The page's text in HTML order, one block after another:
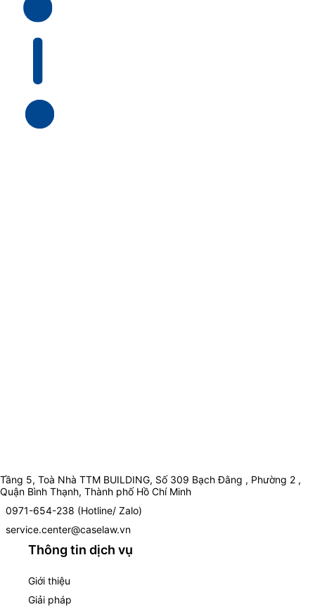
Tầng 5, Toà Nhà TTM BUILDING, Số 309 Bạch Đằng , Phường 2 ,
Quận Bình Thạnh, Thành phố Hồ Chí Minh
0971-654-238 (Hotline/ Zalo)
service.center@caselaw.vn
Thông tin dịch vụ
Giới thiệu
Giải pháp